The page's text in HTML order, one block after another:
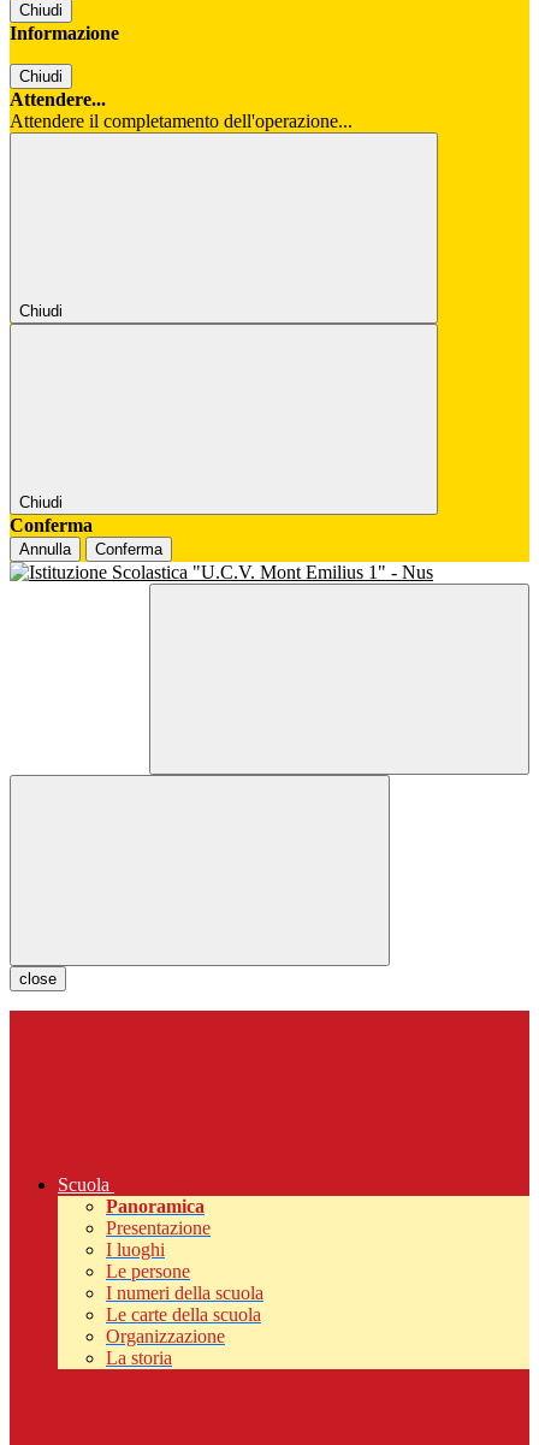
Chiudi
Informazione
Chiudi
Attendere...
Attendere il completamento dell'operazione...
Chiudi
Chiudi
Conferma
Annulla Conferma
close
Scuola
Panoramica
Presentazione
I luoghi
Le persone
I numeri della scuola
Le carte della scuola
Organizzazione
La storia